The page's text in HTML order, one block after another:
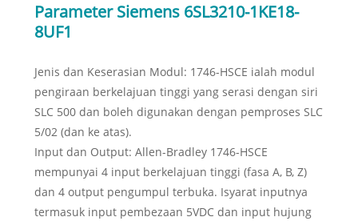
Parameter Siemens 6SL3210-1KE18-
8UF1
Jenis dan Keserasian Modul: 1746-HSCE ialah modul
pengiraan berkelajuan tinggi yang serasi dengan siri
SLC 500 dan boleh digunakan dengan pemproses SLC
5/02 (dan ke atas).
Input dan Output: Allen-Bradley 1746-HSCE
mempunyai 4 input berkelajuan tinggi (fasa A, B, Z)
dan 4 output pengumpul terbuka. Isyarat inputnya
termasuk input pembezaan 5VDC dan input hujung